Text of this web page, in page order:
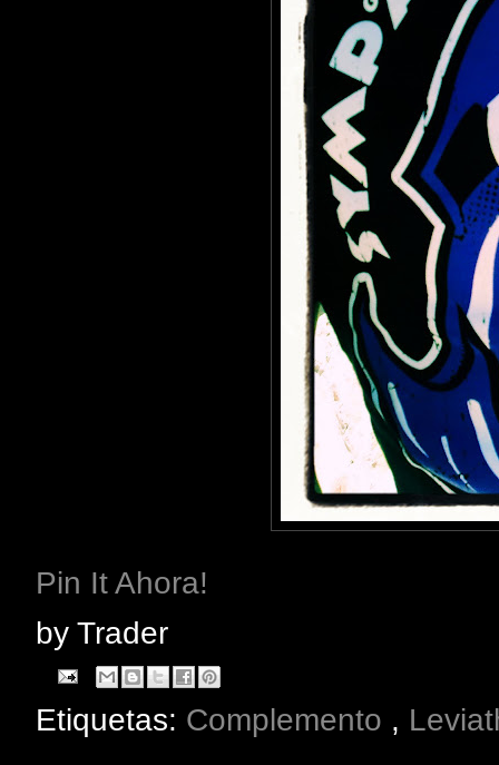
Pin It Ahora!
by Trader
Etiquetas: Complemento ,